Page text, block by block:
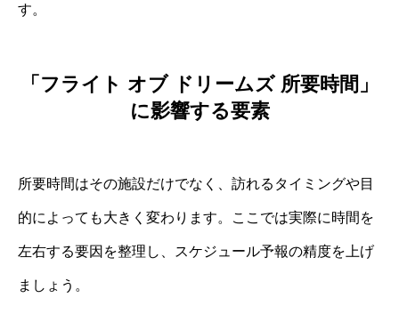
す。
「フライト オブ ドリームズ 所要時間」
に影響する要素
所要時間はその施設だけでなく、訪れるタイミングや目
的によっても大きく変わります。ここでは実際に時間を
左右する要因を整理し、スケジュール予報の精度を上げ
ましょう。